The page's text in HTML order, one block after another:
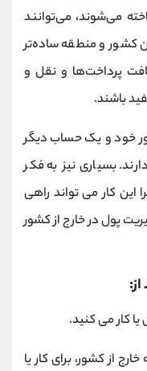
می‌شوند، می‌توانند
کشور و منطقه ساده‌تر
پرداخت‌ها و نقل و
باشند.
خود و یک حساب دیگر
بسیاری نیز به فکر
این کار می تواند راهی
پول در خارج از کشور
کار می کنید.
از کشور، برای کار یا